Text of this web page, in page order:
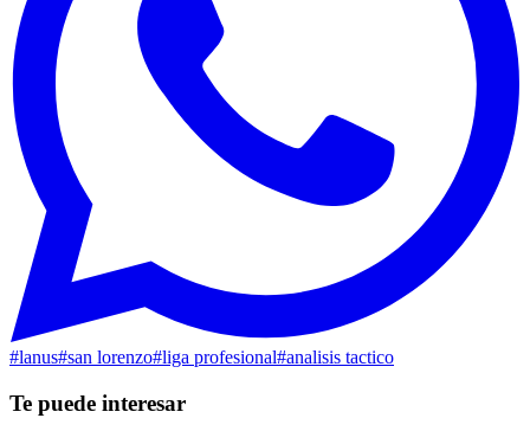
#lanus#san lorenzo#liga profesional#analisis tactico
Te puede interesar